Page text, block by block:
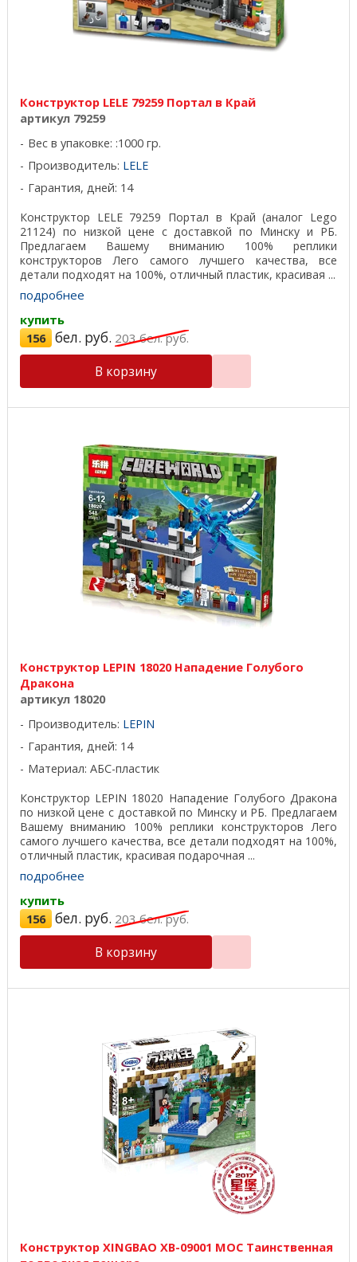
Конструктор LELE 79259 Портал в Край
артикул 79259
Вес в упаковке: :1000 гр.
Производитель: LELE
Гарантия, дней: 14
Конструктор LELE 79259 Портал в Край (аналог Lego
21124) по низкой цене с доставкой по Минску и РБ.
Предлагаем Вашему вниманию 100% реплики
конструкторов Лего самого лучшего качества, все
детали подходят на 100%, отличный пластик, красивая ...
подробнее
купить
156 бел. руб. 203бел. руб.
В корзину
Конструктор LEPIN 18020 Нападение Голубого
Дракона
артикул 18020
Производитель: LEPIN
Гарантия, дней: 14
Материал: АБС-пластик
Конструктор LEPIN 18020 Нападение Голубого Дракона
по низкой цене с доставкой по Минску и РБ. Предлагаем
Вашему вниманию 100% реплики конструкторов Лего
самого лучшего качества, все детали подходят на 100%,
отличный пластик, красивая подарочная ...
подробнее
купить
156 бел. руб. 203бел. руб.
В корзину
Конструктор XINGBAO XB-09001 MOC Таинственная